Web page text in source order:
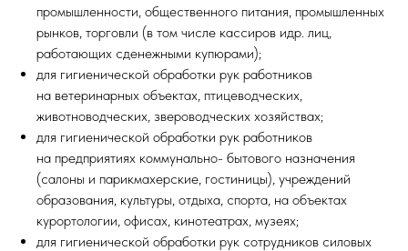
промышленности, общественного питания, промышленных
рынков, торговли (в том числе кассиров идр. лиц,
работающих сденежными купюрами);
для гигиенической обработки рук работников
на ветеринарных объектах, птицеводческих,
животноводческих, звероводческих хозяйствах;
для гигиенической обработки рук работников
на предприятиях коммунально- бытового назначения
(салоны и парикмахерские, гостиницы), учреждений
образования, культуры, отдыха, спорта, на объектах
курортологии, офисах, кинотеатрах, музеях;
для гигиенической обработки рук сотрудников силовых